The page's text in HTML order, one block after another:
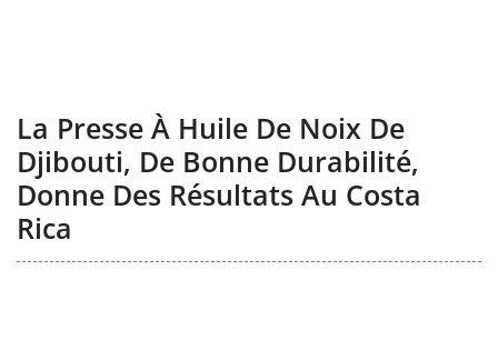
La Presse À Huile De Noix De
Djibouti, De Bonne Durabilité,
Donne Des Résultats Au Costa
Rica